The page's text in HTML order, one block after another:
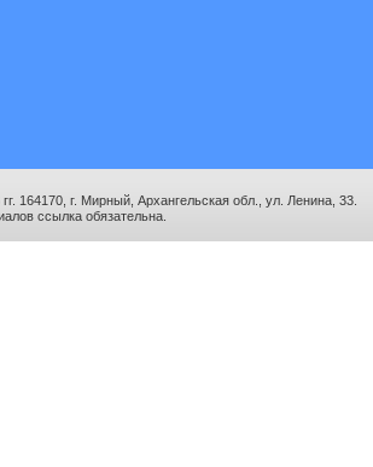
164170, г. Мирный, Архангельская обл., ул. Ленина, 33.
ссылка обязательна.